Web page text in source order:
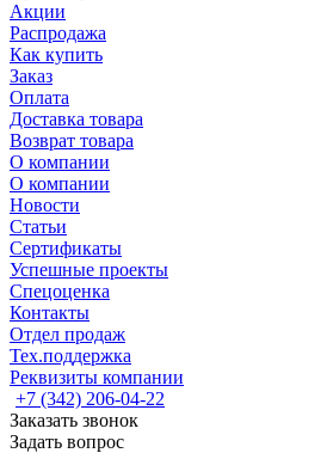
Акции
Распродажа
Как купить
Заказ
Оплата
Доставка товара
Возврат товара
О компании
О компании
Новости
Статьи
Сертификаты
Успешные проекты
Спецоценка
Контакты
Отдел продаж
Тех.поддержка
Реквизиты компании
+7 (342) 206-04-22
Заказать звонок
Задать вопрос